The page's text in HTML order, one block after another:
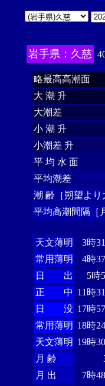
岩手県：久慈
略最高高潮面
大 潮 升
大潮差
小 潮 升
小潮差 升
平 均 水 面
平均潮差
潮 齢［朔望より
平均高潮間隔［
天文薄明
3時
常用薄明
4時
日 出
5時
正 中 11時
日 没 17時
常用薄明 18時
天文薄明 19時
月 齢
月 出
7時